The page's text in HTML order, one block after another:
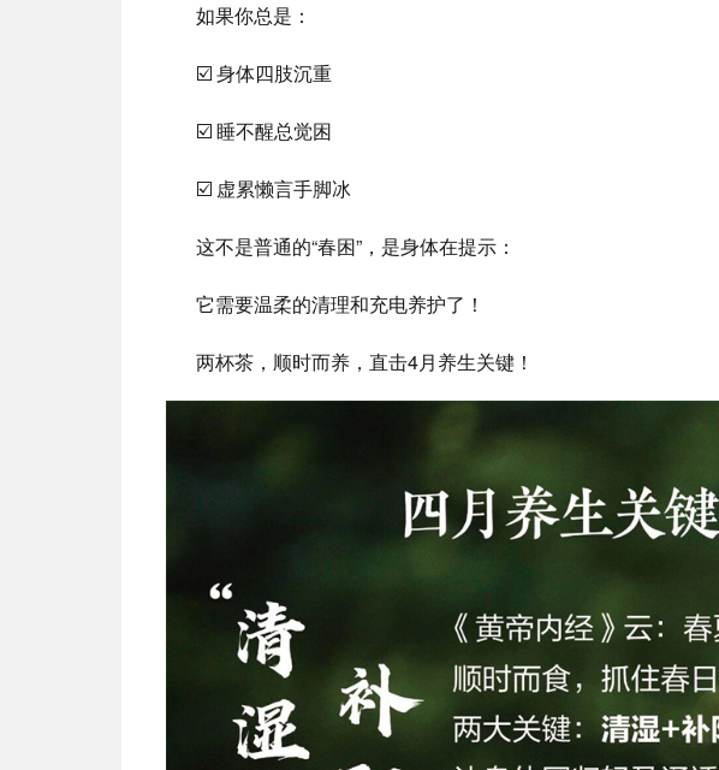
如果你总是：
☑️ 身体四肢沉重
☑️ 睡不醒总觉困
☑️ 虚累懒言手脚冰
这不是普通的“春困”，是身体在提示：
它需要温柔的清理和充电养护了！
两杯茶，顺时而养，直击4月养生关键！